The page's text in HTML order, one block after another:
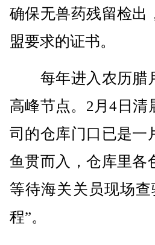
确保无兽药残留检出
盟要求的证书。
每年进入农历腊
高峰节点。2月4日清
司的仓库门口已是一
鱼贯而入，仓库里各
等待海关关员现场
程”。